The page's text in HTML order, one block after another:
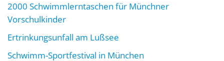
2000 Schwimmlerntaschen für Münchner
Vorschulkinder
Ertrinkungsunfall am Lußsee
Schwimm-Sportfestival in München